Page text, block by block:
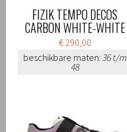
FIZIK TEMPO DECOS
CARBON WHITE-WHITE
€ 290,00
beschikbare maten: 36 t/m
48